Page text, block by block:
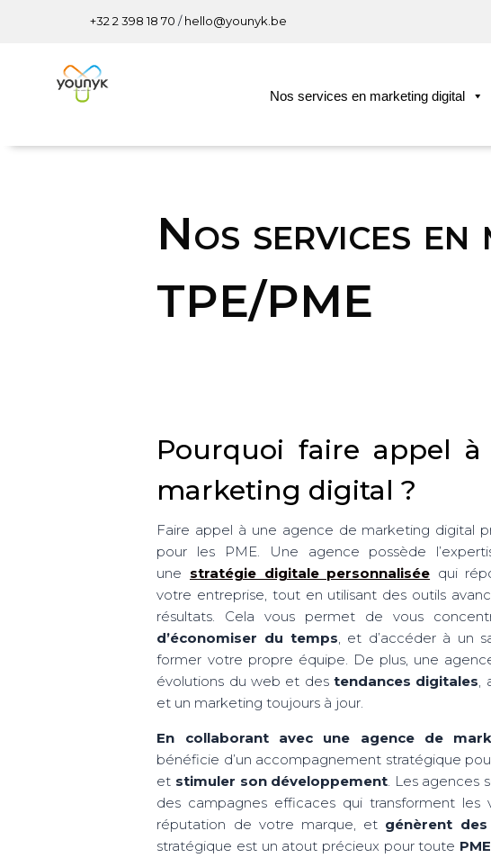
+32 2 398 18 70 /hello@younyk.be
Nos services en marketing digital
Nos services
TPE/PME
Pourquoi faire appel
marketing digital ?
Faire appel à une agence de marketing digital
pour les PME. Une agence possède
une stratégie digitale personnalisée qui
votre entreprise, tout en utilisant des outils
résultats. Cela vous permet de vous
d’économiser du temps, et d’accéder à un
former votre propre équipe. De plus, une
évolutions du web et des tendances digitales,
et un marketing toujours à jour.
En collaborant avec une agence de
bénéficie d’un accompagnement stratégique
et stimuler son développement. Les agences
des campagnes efficaces qui transforment les
réputation de votre marque, et génèrent
stratégique est un atout précieux pour toute PME